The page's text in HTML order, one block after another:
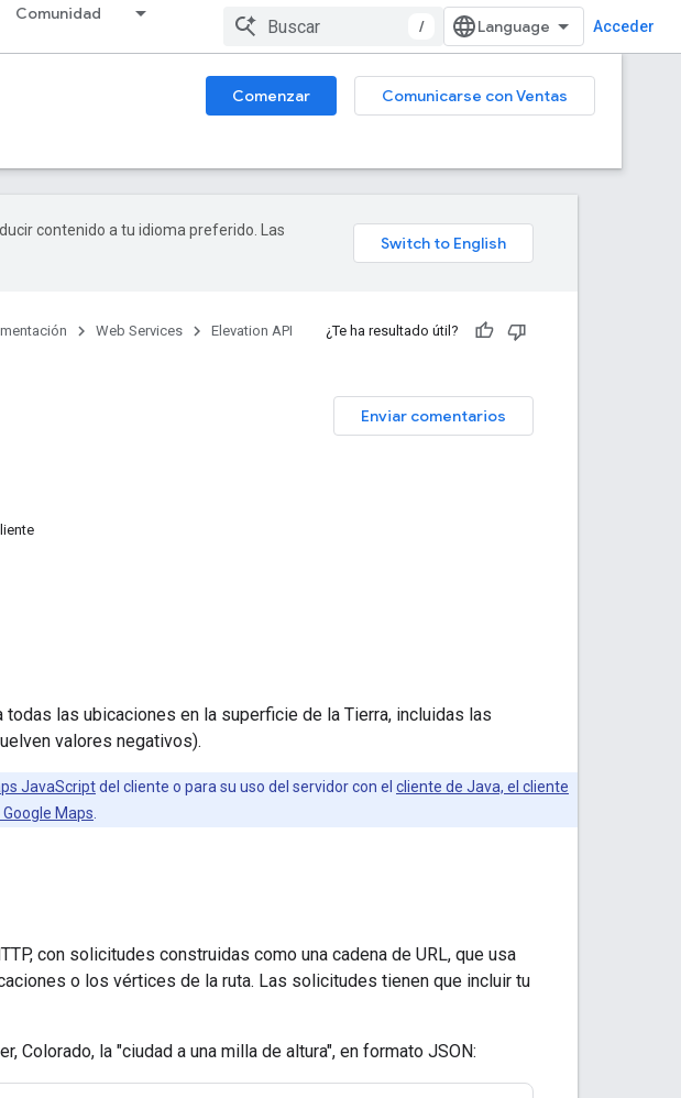
Comunidad
/ Acceder
Comenzar
Comunicarse con Ventas
contenido a tu idioma preferido. Las
Web Services
Elevation API
¿Te ha resultado útil?
Enviar comentarios
todas las ubicaciones en la superficie de la Tierra, incluidas las
valores negativos).
JavaScriptdel cliente o para su uso del servidor con el cliente de Java, el cliente
Maps
con solicitudes construidas como una cadena de URL, que usa
o los vértices de la ruta. Las solicitudes tienen que incluir tu
Colorado, la "ciudad a una milla de altura", en formato JSON: